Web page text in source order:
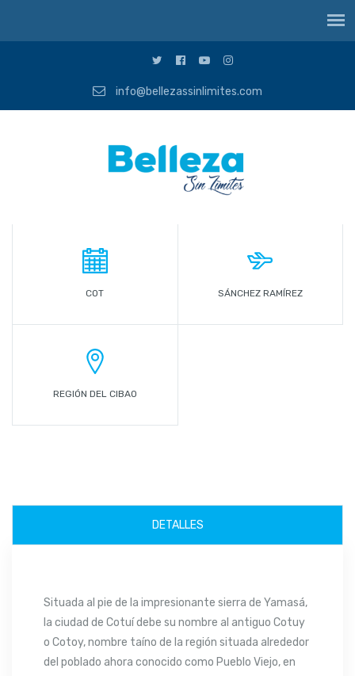
info@bellezassinlimites.com
COT SÁNCHEZ RAMÍREZ
REGIÓN DEL CIBAO
DETALLES
Situada al pie de la impresionante sierra de Yamasá,
la ciudad de Cotuí debe su nombre al antiguo Cotuy
o Cotoy, nombre taíno de la región situada alrededor
del poblado ahora conocido como Pueblo Viejo, en